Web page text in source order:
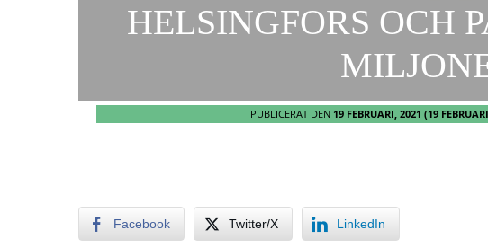
HELSINGFORS OCH
PUBLICERAT DEN 19 FEBRUARI, 2021 (19
Facebook Twitter/X LinkedIn